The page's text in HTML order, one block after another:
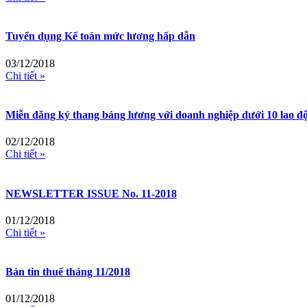
Tuyển dụng Kế toán mức lương hấp dẫn
03/12/2018
Chi tiết »
Miễn đăng ký thang bảng lương với doanh nghiệp dưới 10 lao
02/12/2018
Chi tiết »
NEWSLETTER ISSUE No. 11-2018
01/12/2018
Chi tiết »
Bản tin thuế tháng 11/2018
01/12/2018